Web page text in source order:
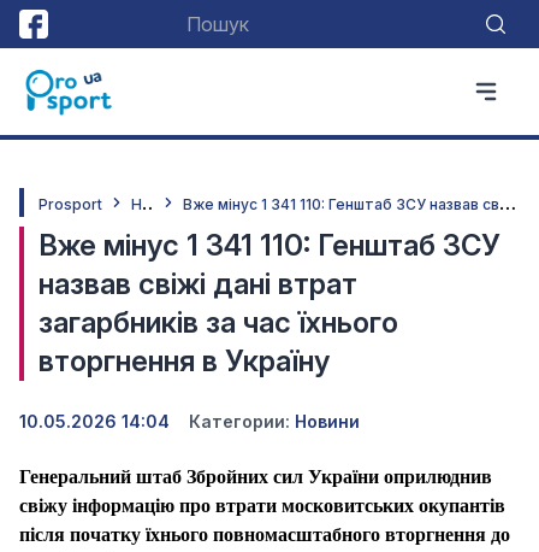
Prosport Н
овини В
же мінус 1 341 110: Генштаб ЗСУ назвав свіжі дані втрат загарбників за час їхнього вторгнення в Україну
Вже мінус 1 341 110: Генштаб ЗСУ
назвав свіжі дані втрат
загарбників за час їхнього
вторгнення в Україну
10.05.2026 14:04 Категории: Новини
Генеральний штаб Збройних сил України оприлюднив
свіжу інформацію про втрати московитських окупантів
після початку їхнього повномасштабного вторгнення до